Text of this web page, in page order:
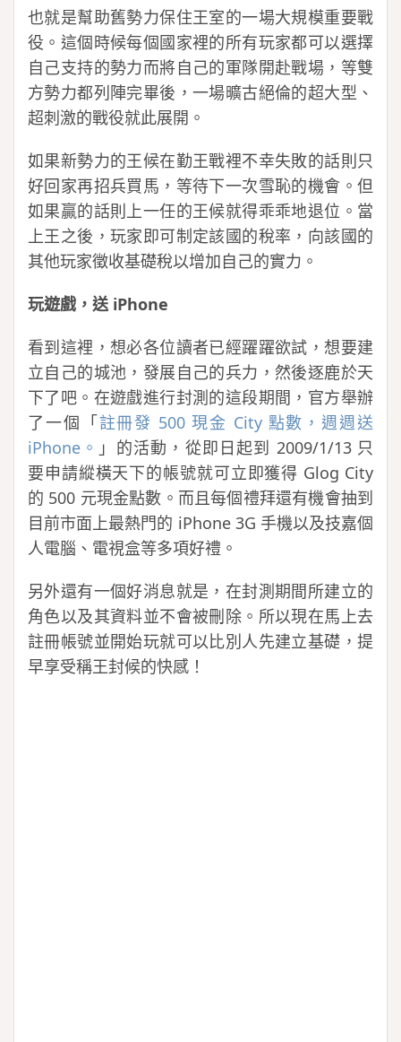
也就是幫助舊勢力保住王室的一場大規模重要戰
役。這個時候每個國家裡的所有玩家都可以選擇
自己支持的勢力而將自己的軍隊開赴戰場，等雙
方勢力都列陣完畢後，一場曠古絕倫的超大型、
超刺激的戰役就此展開。
如果新勢力的王候在勤王戰裡不幸失敗的話則只
好回家再招兵買馬，等待下一次雪恥的機會。但
如果贏的話則上一任的王候就得乖乖地退位。當
上王之後，玩家即可制定該國的稅率，向該國的
其他玩家徵收基礎稅以增加自己的實力。
玩遊戲，送 iPhone
看到這裡，想必各位讀者已經躍躍欲試，想要建
立自己的城池，發展自己的兵力，然後逐鹿於天
下了吧。在遊戲進行封測的這段期間，官方舉辦
了一個「註冊發 500 現金 City 點數，週週送
iPhone。 」的活動，從即日起到 2009/1/13 只
要申請縱橫天下的帳號就可立即獲得 Glog City
的 500 元現金點數。而且每個禮拜還有機會抽到
目前市面上最熱門的 iPhone 3G 手機以及技嘉個
人電腦、電視盒等多項好禮。
另外還有一個好消息就是，在封測期間所建立的
角色以及其資料並不會被刪除。所以現在馬上去
註冊帳號並開始玩就可以比別人先建立基礎，提
早享受稱王封候的快感！